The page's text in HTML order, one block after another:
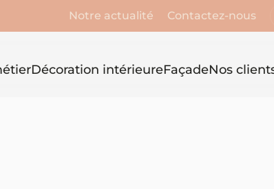
Notre actualité Contactez-nous
Décoration intérieureFaçadeNos